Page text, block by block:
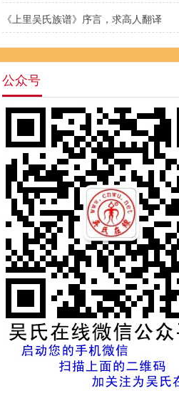
《上里吴氏族谱》序言，求高人翻译
公众号